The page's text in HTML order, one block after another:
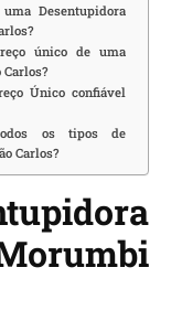
Desentupidora
único de uma
Único confiável
os tipos de
Carlos?